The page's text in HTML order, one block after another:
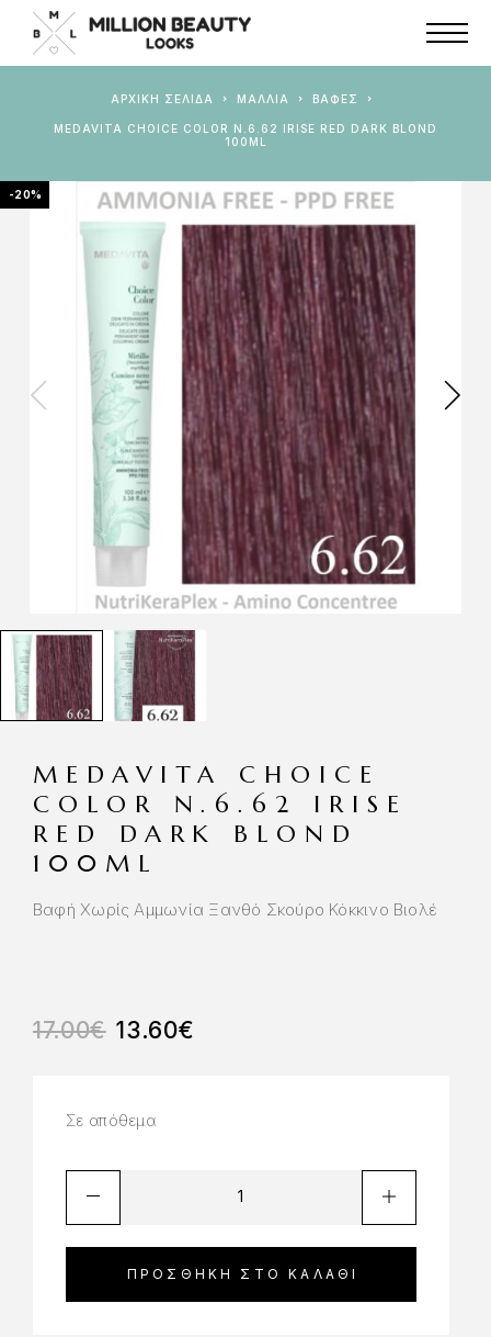
ΑΡΧΙΚΉ ΣΕΛΊΔΑ ΜΑΛΛΙΑ ΒΑΦΈΣ
MEDAVITA CHOICE COLOR N.6.62 IRISE RED DARK BLOND
100ML
-20%
MEDAVITA CHOICE
COLOR N.6.62 IRISE
RED DARK BLOND
100ML
Βαφή Χωρίς Αμμωνία Ξανθό Σκούρο Κόκκινο Βιολέ
17.00€ 13.60€
Σε απόθεμα
ΠΡΟΣΘΉΚΗ ΣΤΟ ΚΑΛΆΘΙ